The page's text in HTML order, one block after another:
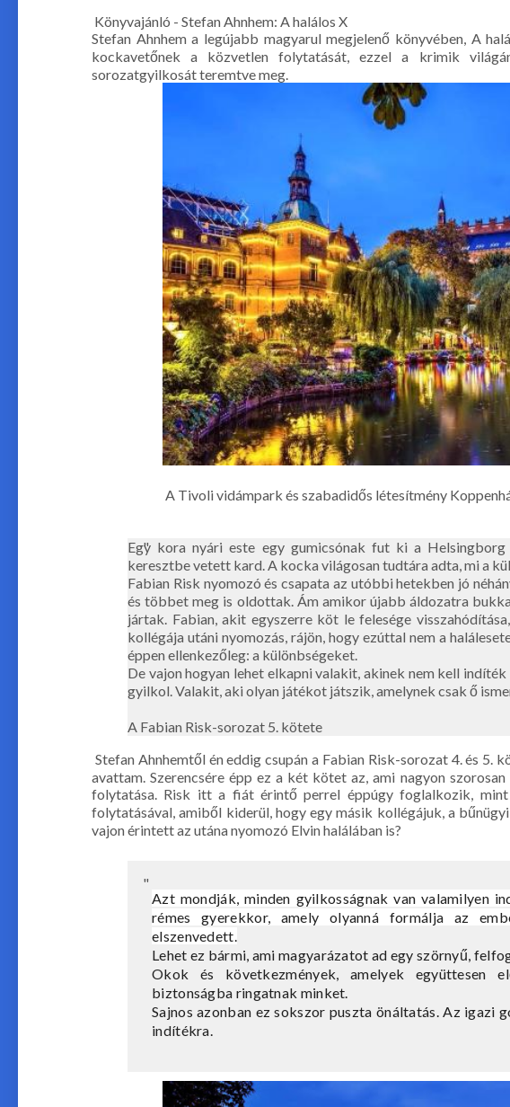
Könyvajánló - Stefan Ahnhem: A halálos X
Stefan Ahnhem a legújabb magyarul megjelenő könyvében, A
kockavetőnek a közvetlen folytatását, ezzel a krimik
sorozatgyilkosát teremtve meg.
A Tivoli vidámpark és szabadidős létesítmény
Egy kora nyári este egy gumicsónak fut ki a
keresztbe vetett kard. A kocka világosan tudtára adta, mi a
Fabian Risk nyomozó és csapata az utóbbi hetekben jó
és többet meg is oldottak. Ám amikor újabb áldozatra
jártak. Fabian, akit egyszerre köt le felesége
kollégája utáni nyomozás, rájön, hogy ezúttal nem a
éppen ellenkezőleg: a különbségeket.
De vajon hogyan lehet elkapni valakit, akinek nem kell
gyilkol. Valakit, aki olyan játékot játszik, amelynek csak ő
A Fabian Risk-sorozat 5. kötete
Stefan Ahnhemtől én eddig csupán a Fabian Risk-sorozat 4. és 5.
avattam. Szerencsére épp ez a két kötet az, ami nagyon
folytatása. Risk itt a fiát érintő perrel éppúgy foglalkozik,
folytatásával, amiből kiderül, hogy egy másik kollégájuk, a
vajon érintett az utána nyomozó Elvin halálában is?
Azt mondják, minden gyilkosságnak van valamilyen
rémes gyerekkor, amely olyanná formálja az
elszenvedett.
Lehet ez bármi, ami magyarázatot ad egy szörnyű,
Okok és következmények, amelyek együttesen
biztonságba ringatnak minket.
Sajnos azonban ez sokszor puszta önáltatás. Az igazi
indítékra.